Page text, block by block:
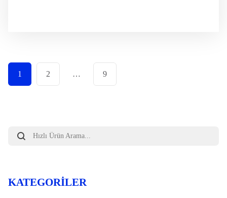
1 2 … 9
search
KATEGORILER